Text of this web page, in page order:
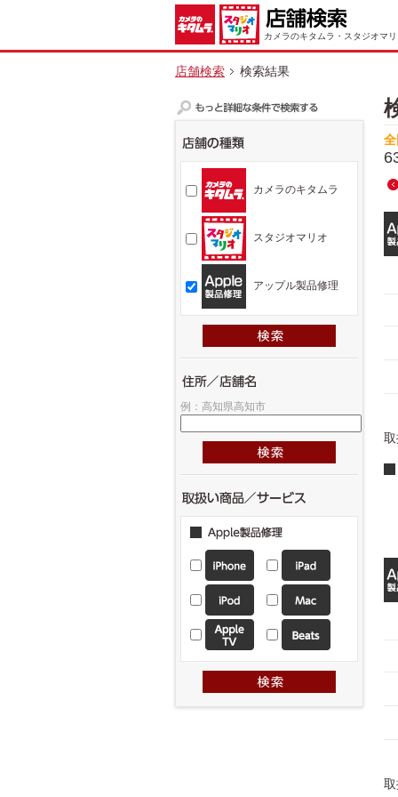
カメラのキタムラ・スタジオマ
店舗検索 検索結果
カメラのキタムラ
スタジオマリオ
アップル製品修理
例：高知県高知市